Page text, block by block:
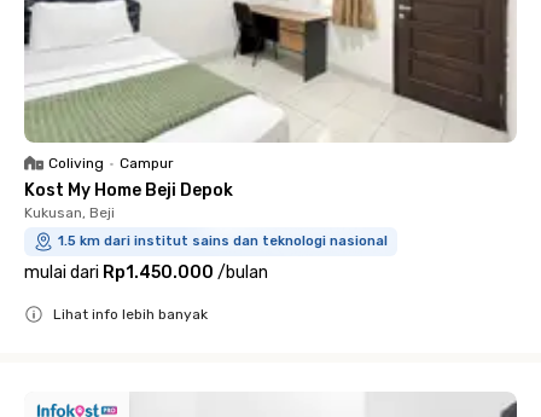
Coliving • Campur
Kost My Home Beji Depok
Kukusan, Beji
1.5 km dari institut sains dan teknologi nasional
mulai dari Rp1.450.000 /bulan
Lihat info lebih banyak